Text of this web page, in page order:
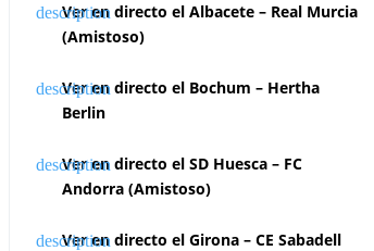
Ver en directo el Albacete – Real Murcia
(Amistoso)
Ver en directo el Bochum – Hertha
Berlin
Ver en directo el SD Huesca – FC
Andorra (Amistoso)
Ver en directo el Girona – CE Sabadell